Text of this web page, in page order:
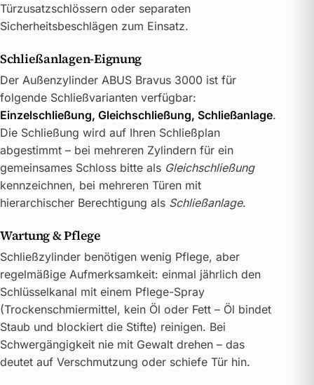
Türzusatzschlössern oder separaten
Sicherheitsbeschlägen zum Einsatz.
Schließanlagen-Eignung
Der Außenzylinder ABUS Bravus 3000 ist für
folgende Schließvarianten verfügbar:
Einzelschließung, Gleichschließung, Schließanlage.
Die Schließung wird auf Ihren Schließplan
abgestimmt – bei mehreren Zylindern für ein
gemeinsames Schloss bitte als Gleichschließung
kennzeichnen, bei mehreren Türen mit
hierarchischer Berechtigung als Schließanlage.
Wartung & Pflege
Schließzylinder benötigen wenig Pflege, aber
regelmäßige Aufmerksamkeit: einmal jährlich den
Schlüsselkanal mit einem Pflege-Spray
(Trockenschmiermittel, kein Öl oder Fett – Öl bindet
Staub und blockiert die Stifte) reinigen. Bei
Schwergängigkeit nie mit Gewalt drehen – das
deutet auf Verschmutzung oder schiefe Tür hin.